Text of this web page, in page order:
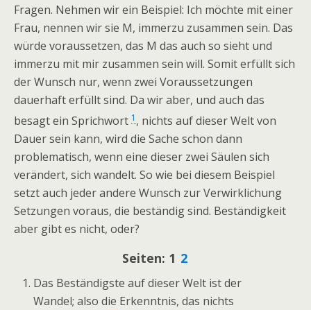
Fragen. Nehmen wir ein Beispiel: Ich möchte mit einer
Frau, nennen wir sie M, immerzu zusammen sein. Das
würde voraussetzen, das M das auch so sieht und
immerzu mit mir zusammen sein will. Somit erfüllt sich
der Wunsch nur, wenn zwei Voraussetzungen
dauerhaft erfüllt sind. Da wir aber, und auch das
besagt ein Sprichwort 1 , nichts auf dieser Welt von
Dauer sein kann, wird die Sache schon dann
problematisch, wenn eine dieser zwei Säulen sich
verändert, sich wandelt. So wie bei diesem Beispiel
setzt auch jeder andere Wunsch zur Verwirklichung
Setzungen voraus, die beständig sind. Beständigkeit
aber gibt es nicht, oder?
Seiten: 1 2
Das Beständigste auf dieser Welt ist der
Wandel; also die Erkenntnis, das nichts